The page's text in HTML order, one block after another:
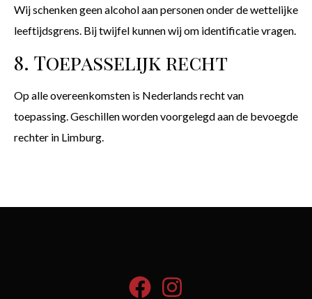
Wij schenken geen alcohol aan personen onder de wettelijke
leeftijdsgrens. Bij twijfel kunnen wij om identificatie vragen.
8. Toepasselijk recht
Op alle overeenkomsten is Nederlands recht van
toepassing. Geschillen worden voorgelegd aan de bevoegde
rechter in Limburg.